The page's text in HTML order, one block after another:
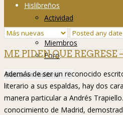
Hislibreños
Actividad
Grupos
Miembros
Foro
ME PIDEN QUE
Además de ser un reconocido
literario a sus espaldas, hay dos
manera particular a Andrés
conocimiento de Madrid,